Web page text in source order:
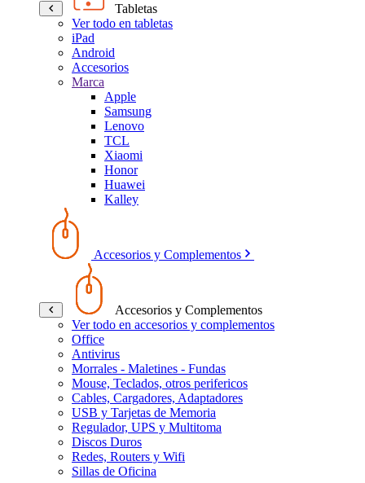
Tabletas
Ver todo en tabletas
iPad
Android
Accesorios
Marca
Apple
Samsung
Lenovo
TCL
Xiaomi
Honor
Huawei
Kalley
Accesorios y Complementos
Accesorios y Complementos
Ver todo en accesorios y complementos
Office
Antivirus
Morrales - Maletines - Fundas
Mouse, Teclados, otros perifericos
Cables, Cargadores, Adaptadores
USB y Tarjetas de Memoria
Regulador, UPS y Multitoma
Discos Duros
Redes, Routers y Wifi
Sillas de Oficina